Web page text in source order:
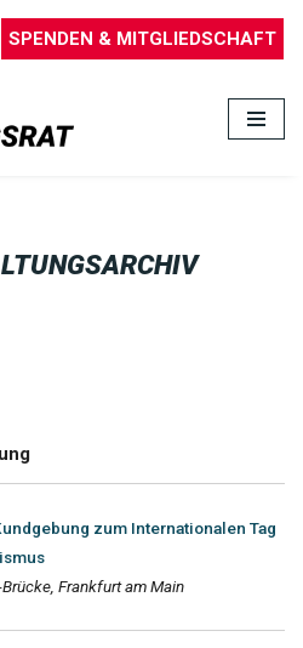
SPENDEN & MITGLIEDSCHAFT
zum Internationalen Tag
Frankfurt am Main